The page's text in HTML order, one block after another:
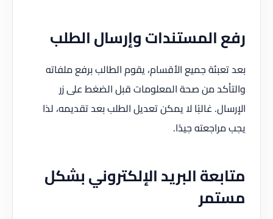
رفع المستندات وإرسال الطلب
بعد تعبئة جميع الأقسام، يقوم الطالب برفع ملفاته
والتأكد من صحة المعلومات قبل الضغط على زر
الإرسال. غالبًا لا يمكن تعديل الطلب بعد تقديمه، لذا
يجب مراجعته جيدًا.
متابعة البريد الإلكتروني بشكل
مستمر